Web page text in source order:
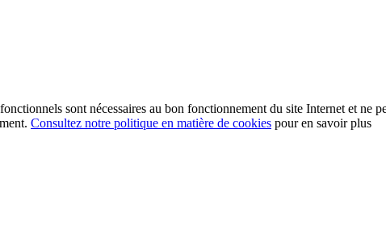
sont nécessaires au bon fonctionnement du site Internet et ne
Consultez notre politique en matière de cookies pour en savoir plus